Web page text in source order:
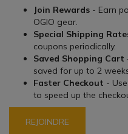
Join Rewards - Earn
OGIO gear.
Special Shipping
coupons periodically.
Saved Shopping Cart
saved for up to 2
Faster Checkout -
to speed up the
REJOINDRE